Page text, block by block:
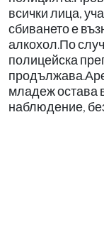
всички лица,
сбиването е
алкохол.По
полицейска
младеж остава
наблюдение,